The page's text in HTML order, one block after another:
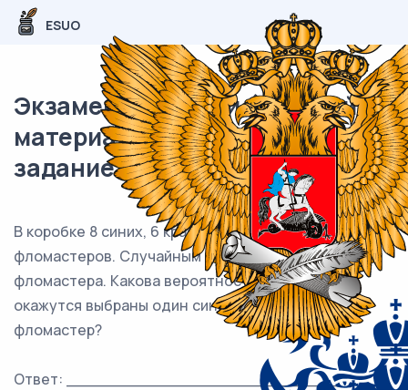
ESUO
Экзаменационный (типовой)
материал ЕГЭ / профиль / 05
задание (24) / 64
В коробке 8 синих, 6 красных и 11 зелёных
фломастеров. Случайным образом выбирают два
фломастера. Какова вероятность того, что
окажутся выбраны один синий и один красный
фломастер?
Ответ: ___________________________.